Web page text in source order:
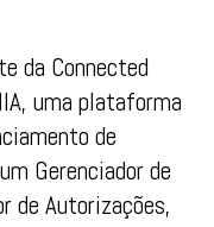
da Connected
uma plataforma
de
Gerenciador de
de Autorizações,